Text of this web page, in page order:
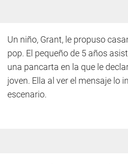
Un niño, Grant, le propuso
pop. El pequeño de 5 años
una pancarta en la que le
joven. Ella al ver el mensaje lo
escenario.